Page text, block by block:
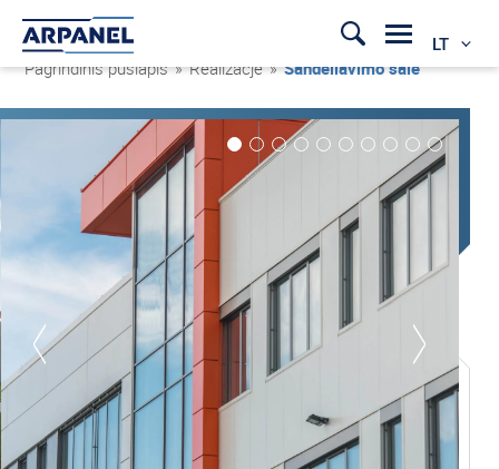
LT
Pagrindinis puslapis » Realizacje »Sandėliavimo salė